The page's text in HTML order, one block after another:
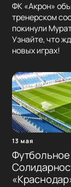
ФК «Акрон»
тренерском
покинули
Узнайте, что
новых играх!
13 мая